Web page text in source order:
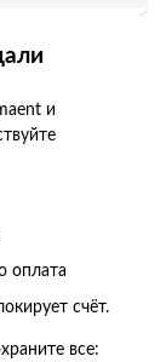
и
оплата
счёт.
все: